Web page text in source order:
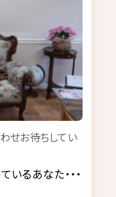
せお待ちしてい
いるあなた・・・